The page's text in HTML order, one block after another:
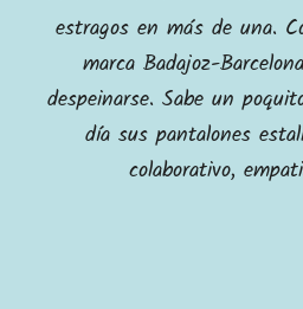
estragos en más de una.
marca Badajoz-
despeinarse. Sabe un
día sus pantalones
colaborativo,